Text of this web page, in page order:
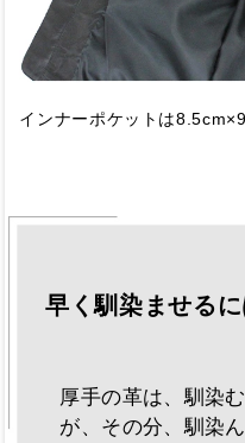
インナーポケットは
早く馴染ませる
厚手の革は、馴染
が、その分、馴染